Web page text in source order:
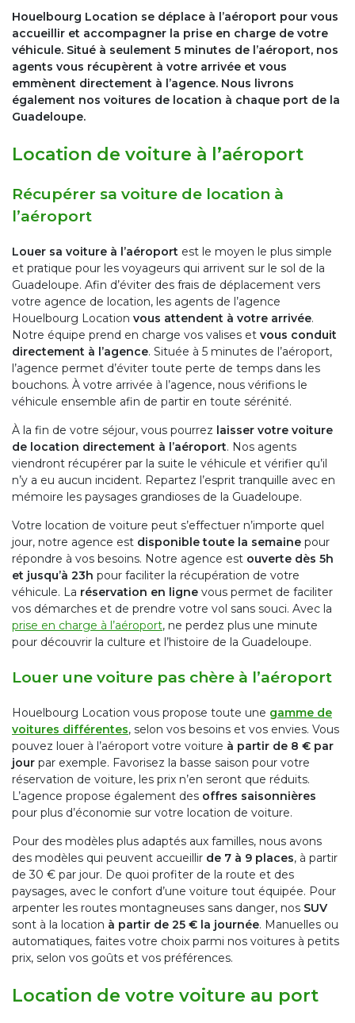
Houelbourg Location se déplace à l’aéroport pour vous
accueillir et accompagner la prise en charge de votre
véhicule. Situé à seulement 5 minutes de l’aéroport, nos
agents vous récupèrent à votre arrivée et vous
emmènent directement à l’agence. Nous livrons
également nos voitures de location à chaque port de la
Guadeloupe.
Location de voiture à l’aéroport
Récupérer sa voiture de location à
l’aéroport
Louer sa voiture à l’aéroport est le moyen le plus simple
et pratique pour les voyageurs qui arrivent sur le sol de la
Guadeloupe. Afin d’éviter des frais de déplacement vers
votre agence de location, les agents de l’agence
Houelbourg Location vous attendent à votre arrivée.
Notre équipe prend en charge vos valises et vous conduit
directement à l’agence. Située à 5 minutes de l’aéroport,
l’agence permet d’éviter toute perte de temps dans les
bouchons. À votre arrivée à l’agence, nous vérifions le
véhicule ensemble afin de partir en toute sérénité.
À la fin de votre séjour, vous pourrez laisser votre voiture
de location directement à l’aéroport. Nos agents
viendront récupérer par la suite le véhicule et vérifier qu’il
n’y a eu aucun incident. Repartez l’esprit tranquille avec en
mémoire les paysages grandioses de la Guadeloupe.
Votre location de voiture peut s’effectuer n’importe quel
jour, notre agence est disponible toute la semaine pour
répondre à vos besoins. Notre agence est ouverte dès 5h
et jusqu’à 23h pour faciliter la récupération de votre
véhicule. La réservation en ligne vous permet de faciliter
vos démarches et de prendre votre vol sans souci. Avec la
prise en charge à l’aéroport, ne perdez plus une minute
pour découvrir la culture et l’histoire de la Guadeloupe.
Louer une voiture pas chère à l’aéroport
Houelbourg Location vous propose toute une gamme de
voitures différentes, selon vos besoins et vos envies. Vous
pouvez louer à l’aéroport votre voiture à partir de 8 € par
jour par exemple. Favorisez la basse saison pour votre
réservation de voiture, les prix n’en seront que réduits.
L’agence propose également des offres saisonnières
pour plus d’économie sur votre location de voiture.
Pour des modèles plus adaptés aux familles, nous avons
des modèles qui peuvent accueillir de 7 à 9 places, à partir
de 30 € par jour. De quoi profiter de la route et des
paysages, avec le confort d’une voiture tout équipée. Pour
arpenter les routes montagneuses sans danger, nos SUV
sont à la location à partir de 25 € la journée. Manuelles ou
automatiques, faites votre choix parmi nos voitures à petits
prix, selon vos goûts et vos préférences.
Location de votre voiture au port